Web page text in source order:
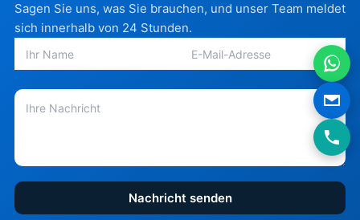
Sagen Sie uns, was Sie brauchen, und unser Team meldet
sich innerhalb von 24 Stunden.
Nachricht senden